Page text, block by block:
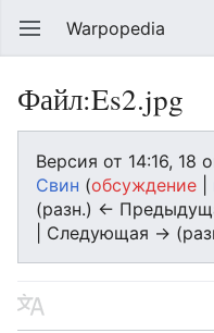
Warpopedia
Файл:Es2.jpg
Версия от 14:16, 18
Свин (обсуждение
(разн.) ←
| Следующая →